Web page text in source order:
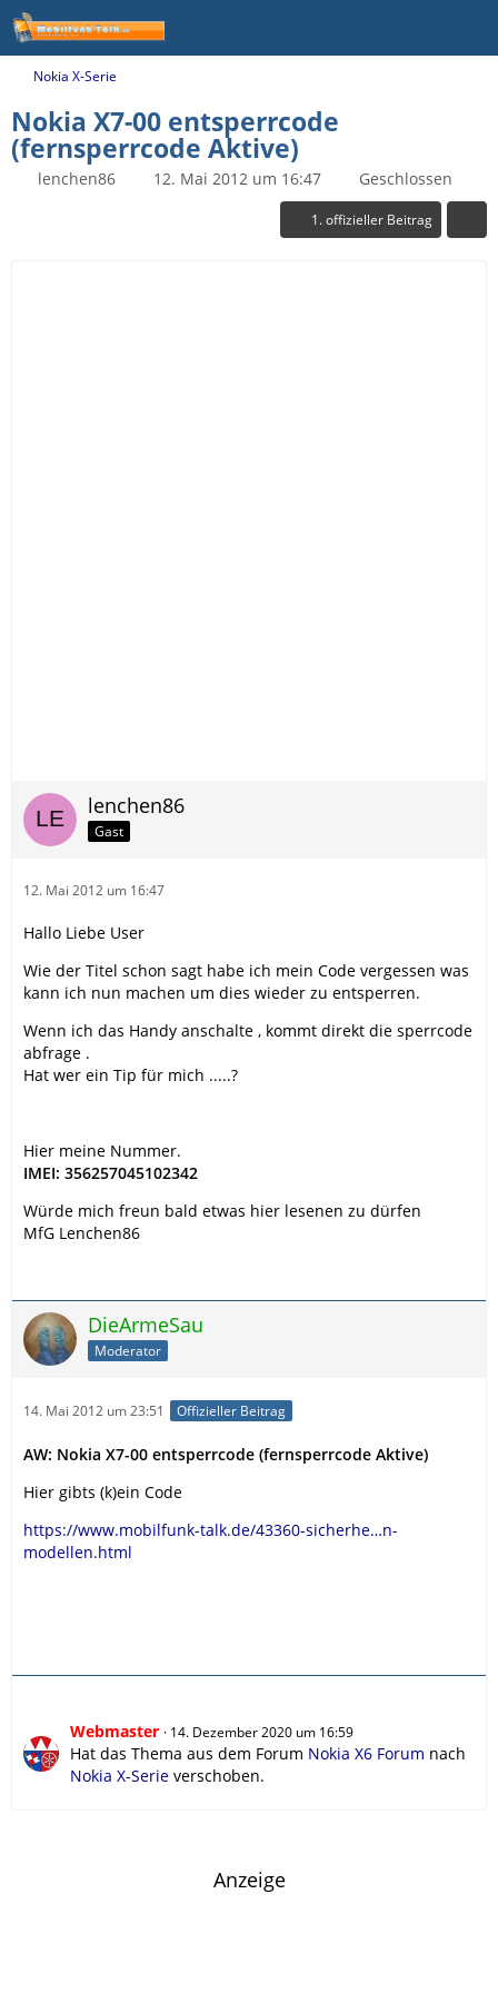
Nokia X-Serie
Nokia X7-00 entsperrcode
(fernsperrcode Aktive)
lenchen86 12. Mai 2012 um 16:47 Geschlossen
1. offizieller Beitrag
lenchen86
Gast
12. Mai 2012 um 16:47
Hallo Liebe User
Wie der Titel schon sagt habe ich mein Code vergessen was
kann ich nun machen um dies wieder zu entsperren.
Wenn ich das Handy anschalte , kommt direkt die sperrcode
abfrage .
Hat wer ein Tip für mich .....?
Hier meine Nummer.
IMEI: 356257045102342
Würde mich freun bald etwas hier lesenen zu dürfen
MfG Lenchen86
DieArmeSau
Moderator
14. Mai 2012 um 23:51 Offizieller Beitrag
AW: Nokia X7-00 entsperrcode (fernsperrcode Aktive)
Hier gibts (k)ein Code
https://www.mobilfunk-talk.de/43360-sicherhe…n-
modellen.html
Webmaster 14. Dezember 2020 um 16:59
Hat das Thema aus dem Forum Nokia X6 Forum nach
Nokia X-Serie verschoben.
Anzeige